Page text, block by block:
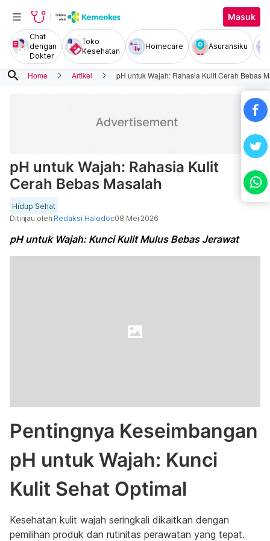
Masuk
Chat
dengan
Dokter
Toko
Kesehatan
Homecare Asuransiku
search Home Artikel pH untuk Wajah: Rahasia Kulit Cerah Bebas
pH untuk Wajah: Rahasia Kulit
Cerah Bebas Masalah
Hidup Sehat
Ditinjau oleh Redaksi Halodoc08 Mei 2026
pH untuk Wajah: Kunci Kulit Mulus Bebas Jerawat
Pentingnya Keseimbangan
pH untuk Wajah: Kunci
Kulit Sehat Optimal
Kesehatan kulit wajah seringkali dikaitkan dengan
pemilihan produk dan rutinitas perawatan yang tepat.